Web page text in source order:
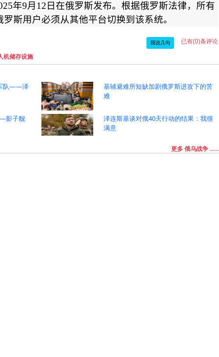
年9月 12 日在俄罗斯发布。根据俄罗斯法律，所有
斯用户必须从其他平台切换到该系统。
我说几句 已有(0)条评论
机储存设施
队——泽
基辅避难所短缺加剧俄罗斯进攻下的苦
难
影子舰
泽连斯基谈对俄40天行动的结果：我很
满意
更多 俄乌战争 ......